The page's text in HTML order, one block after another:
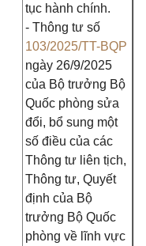
tục hành chính.
- Thông tư số
103/2025/TT-BQP
ngày 26/9/2025
của Bộ trưởng Bộ
Quốc phòng sửa
đổi, bổ sung một
số điều của các
Thông tư liên tịch,
Thông tư, Quyết
định của Bộ
trưởng Bộ Quốc
phòng về lĩnh vực